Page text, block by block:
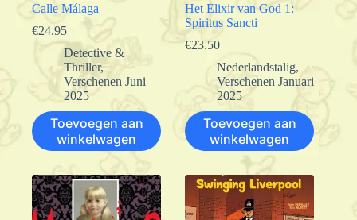
Calle Málaga
€24.95
Detective &
Thriller,
Verschenen Juni
2025
Toevoegen aan
winkelwagen
Het Elixir van God 1:
Spiritus Sancti
€23.50
Nederlandstalig,
Verschenen Januari
2025
Toevoegen aan
winkelwagen